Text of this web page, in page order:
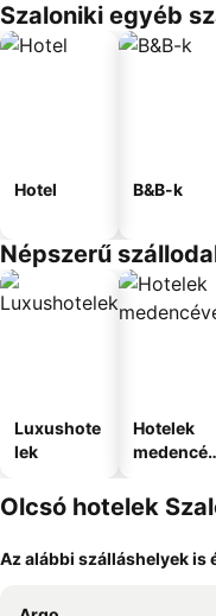
Szaloniki egyéb
Hotel B&B-k
Népszerű
Luxushote
lek
Hotelek
medencév
Olcsó hotelek
Az alábbi szálláshelyek is